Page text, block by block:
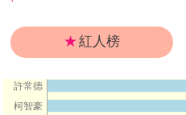
★紅人榜
許常德
柯智豪